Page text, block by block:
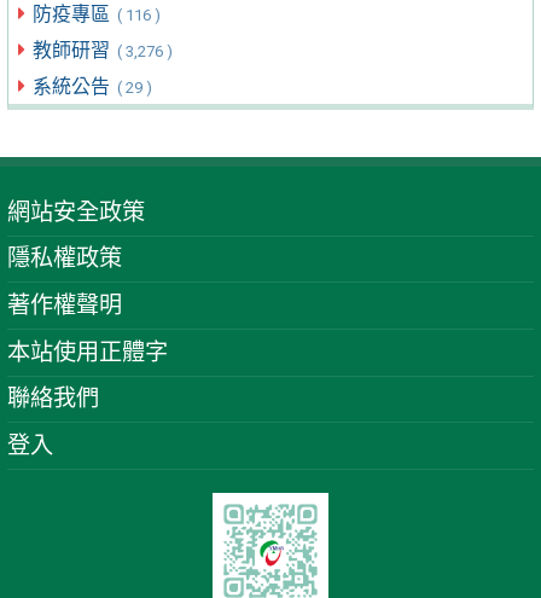
防疫專區 ( 116 )
教師研習 ( 3,276 )
系統公告 ( 29 )
網站安全政策
隱私權政策
著作權聲明
本站使用正體字
聯絡我們
登入